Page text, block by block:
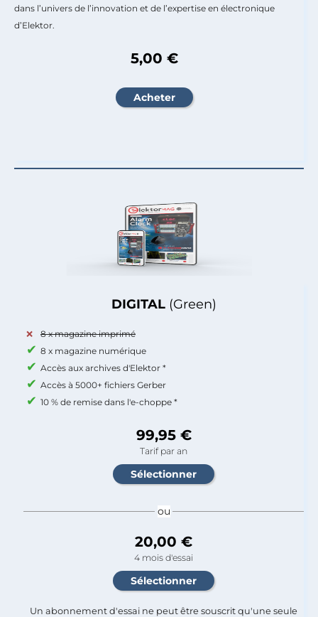
DIGITAL (Green)
8 x magazine imprimé
8 x magazine numérique
Accès aux archives d'Elektor *
Accès à 5000+ fichiers Gerber
10 % de remise dans l'e-choppe *
99,95 €
Tarif par an
ou
20,00 €
4 mois d'essai
Un abonnement d'essai ne peut être souscrit qu'une seule
dans l’univers de l’innovation et de l’expertise en électronique
d’Elektor.
5,00 €